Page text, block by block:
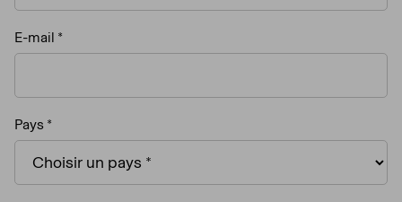
E-mail
Pays